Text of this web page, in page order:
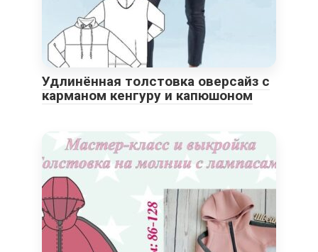
Удлинённая толстовка оверсайз с
карманом кенгуру и капюшоном